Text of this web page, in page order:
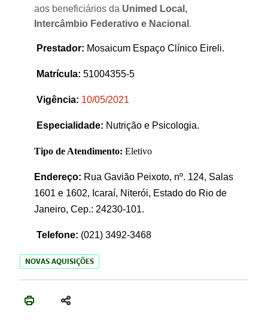
aos beneficiários da Unimed Local,
Intercâmbio Federativo e Nacional .
Prestador: Mosaicum Espaço Clínico Eireli.
Matrícula: 51004355-5
Vigência: 10/05/2021
Especialidade: Nutrição e Psicologia.
Tipo de Atendimento: Eletivo
Endereço: Rua Gavião Peixoto, nº. 124, Salas
1601 e 1602, Icaraí, Niterói, Estado do Rio de
Janeiro, Cep.: 24230-101.
Telefone: (021) 3492-3468
NOVAS AQUISIÇÕES